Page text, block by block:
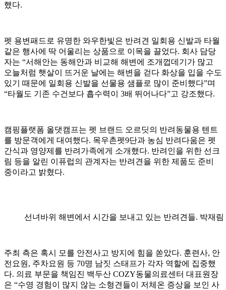
했다.
펫 용변패드로 유명한 와우한빛은 반려견 일회용 신발과 타월
같은 행사에 딱 어울리는 상품으로 이목을 끌었다. 회사 담당
자는 “서해안는 동해안과 비교해 해변에 조개껍데기가 많고
오늘처럼 햇살이 뜨거운 날에는 해변을 걷다 화상을 입을 수도
있기 때문에 일회용 신발을 선물용 샘플로 많이 준비했다”며
“타월도 기존 수건보다 흡수력이 3배 뛰어나다”고 강조했다.
캠핑플랫폼 올댓캠프는 펫 브랜드 오르딧의 반려동물용 텐트
를 방문객에게 대여했다. 목우촌펫9단과 농심 반려다움은 펫
간식과 영양제를 반려가족에게 소개했다. 반려인을 위한 선크
림 등을 알린 이퓨럽의 관계자는 반려견을 위한 제품도 준비
중이라고 밝혔다.
선녀바위 해변에서 시간을 보내고 있는 반려견들. 박재림
주최 측은 혹시 모를 안전사고 방지에 힘을 쏟았다. 훈련사, 안
전요원, 주차요원 등 70명 남짓 스태프가 각자 역할에 집중했
다. 의료 부문을 책임진 백두산 COZY동물의료센터 대표원장
은 “수영 경험이 많지 않는 소형견들이 저체온 증상을 보인 사